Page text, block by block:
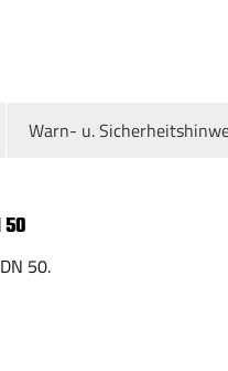
Warn- u.
50
50.